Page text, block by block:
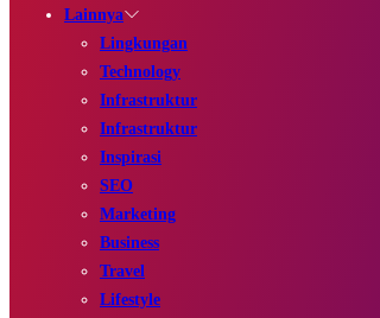
Lainnya
Lingkungan
Technology
Infrastruktur
Infrastruktur
Inspirasi
SEO
Marketing
Business
Travel
Lifestyle